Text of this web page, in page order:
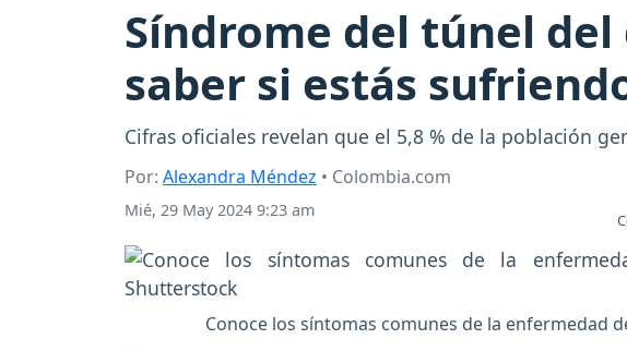
Síndrome del túnel
saber si estás
Cifras oficiales revelan que el 5,8 % de la población
Por: Alexandra Méndez • Colombia.com
Mié, 29 May 2024 9:23 am
Conoce los síntomas comunes de la enfermedad